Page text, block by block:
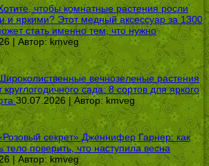
чтобы комнатные растения росли
и яркими? Этот медный аксессуар за 1300
стать именно тем, что нужно
| Автор: kmveg
вечнозеленые растения
сада: 8 сортов для яркого
30.07.2026 | Автор:kmveg
секрет» Дженнифер Гарнер: как
тело поверить, что наступила весна
| Автор: kmveg